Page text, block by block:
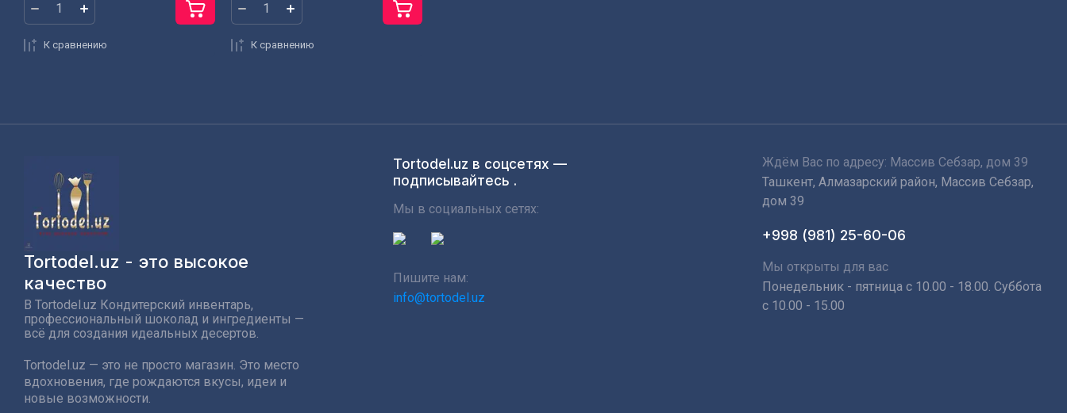
К сравнению К сравнению
Tortodel.uz - это высокое
качество
В Tortodel.uz Кондитерский инвентарь,
профессиональный шоколад и ингредиенты —
всё для создания идеальных десертов.
Tortodel.uz — это не просто магазин. Это место
вдохновения, где рождаются вкусы, идеи и
новые возможности.
Tortodel.uz в соцсетях —
подписывайтесь .
Мы в социальных сетях:
Пишите нам:
info@tortodel.uz
Ждём Вас по адресу: Массив Себзар, дом 39
Ташкент, Алмазарский район, Массив Себзар,
дом 39
+998 (981) 25-60-06
Мы открыты для вас
Понедельник - пятница с 10.00 - 18.00. Суббота
с 10.00 - 15.00